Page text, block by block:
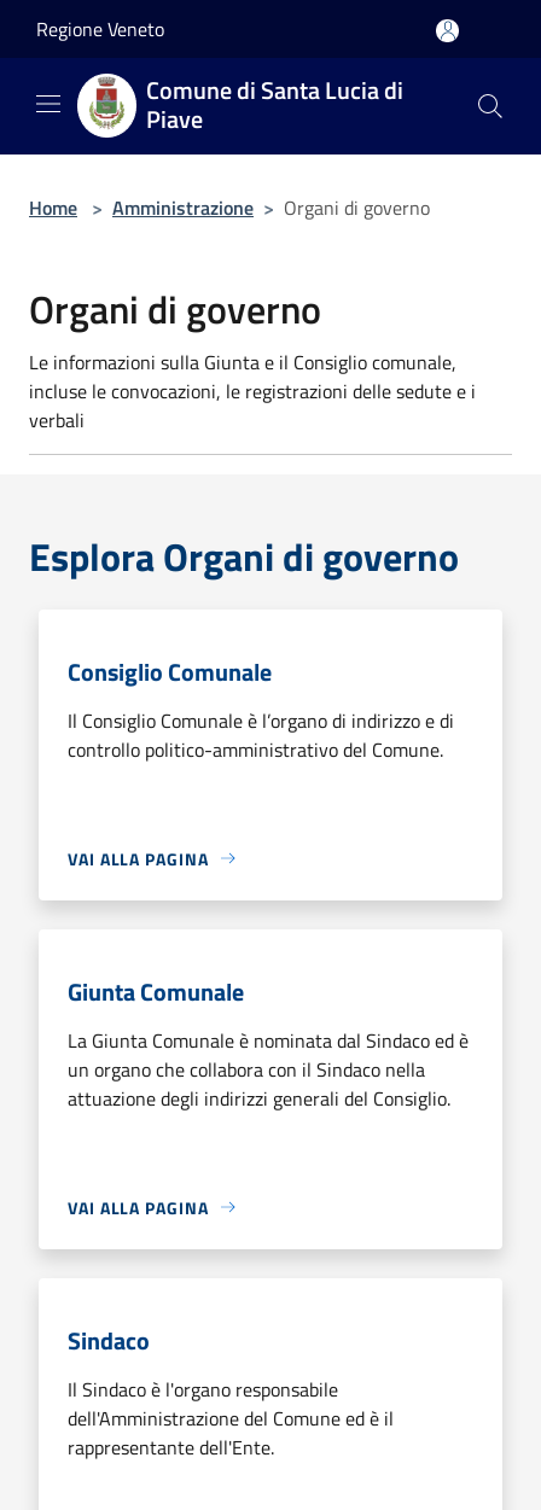
Regione Veneto
Comune di Santa Lucia di
Piave
Home > Amministrazione > Organi di governo
Organi di governo
Le informazioni sulla Giunta e il Consiglio comunale,
incluse le convocazioni, le registrazioni delle sedute e i
verbali
Esplora Organi di governo
Consiglio Comunale
Il Consiglio Comunale è l’organo di indirizzo e di
controllo politico-amministrativo del Comune.
VAI ALLA PAGINA
Giunta Comunale
La Giunta Comunale è nominata dal Sindaco ed è
un organo che collabora con il Sindaco nella
attuazione degli indirizzi generali del Consiglio.
VAI ALLA PAGINA
Sindaco
Il Sindaco è l'organo responsabile
dell'Amministrazione del Comune ed è il
rappresentante dell'Ente.